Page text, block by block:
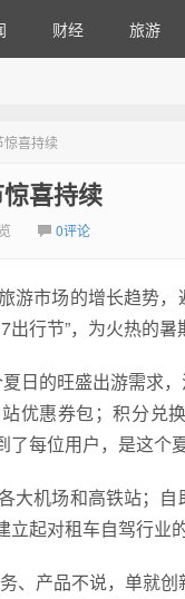
财经 旅游
喜持续
喜持续
0评论
游市场的增长趋势
行节”，为火热的暑
日的旺盛出游需求
优惠券包；积分兑
每位用户，是这个
机场和高铁站；
起对租车自驾行业
、产品不说，单就